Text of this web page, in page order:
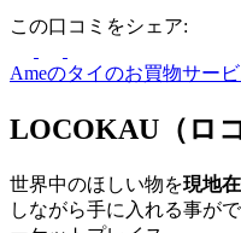
この口コミをシェア:
Ameのタイのお買物サー
LOCOKAU（ロ
世界中のほしい物を現地
しながら手に入れる事が